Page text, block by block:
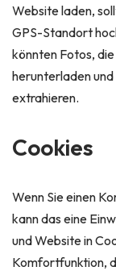
Website laden,
GPS-Standort
könnten Fotos,
herunterladen
extrahieren.
Cookies
Wenn Sie einen
kann das eine
und Website in
Komfortfunktion,